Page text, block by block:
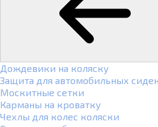
Дождевики на коляску
Защита для автомобильных
Москитные сетки
Карманы на кроватку
Чехлы для колес коляски